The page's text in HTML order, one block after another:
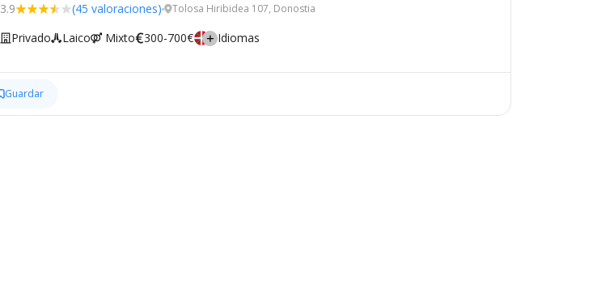
3.9 (45 valoraciones) Tolosa Hiribidea 107, Donostia
Privado Laico Mixto 300-700€ Idiomas
Guardar